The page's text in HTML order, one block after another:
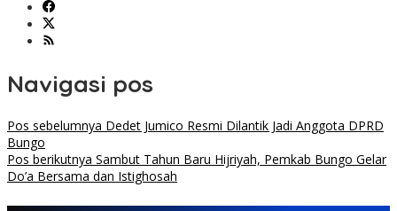
Navigasi pos
Pos sebelumnya Dedet Jumico Resmi Dilantik Jadi Anggota DPRD
Bungo
Pos berikutnya Sambut Tahun Baru Hijriyah, Pemkab Bungo Gelar
Do’a Bersama dan Istighosah